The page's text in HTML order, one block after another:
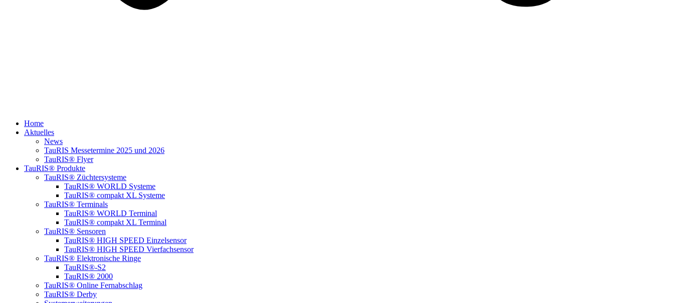
Home
Aktuelles
News
TauRIS Messetermine 2025 und 2026
TauRIS® Flyer
TauRIS® Produkte
TauRIS® Züchtersysteme
TauRIS® WORLD Systeme
TauRIS® compakt XL Systeme
TauRIS® Terminals
TauRIS® WORLD Terminal
TauRIS® compakt XL Terminal
TauRIS® Sensoren
TauRIS® HIGH SPEED Einzelsensor
TauRIS® HIGH SPEED Vierfachsensor
TauRIS® Elektronische Ringe
TauRIS®-S2
TauRIS® 2000
TauRIS® Online Fernabschlag
TauRIS® Derby